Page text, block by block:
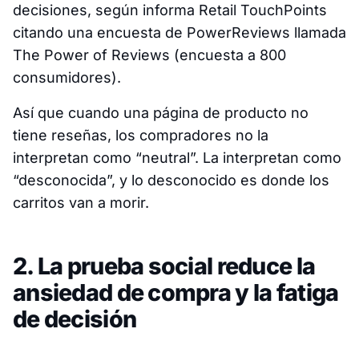
decisiones, según informa Retail TouchPoints
citando una encuesta de PowerReviews llamada
The Power of Reviews (encuesta a 800
consumidores).
Así que cuando una página de producto no
tiene reseñas, los compradores no la
interpretan como “neutral”. La interpretan como
“desconocida”, y lo desconocido es donde los
carritos van a morir.
2. La prueba social reduce la
ansiedad de compra y la fatiga
de decisión